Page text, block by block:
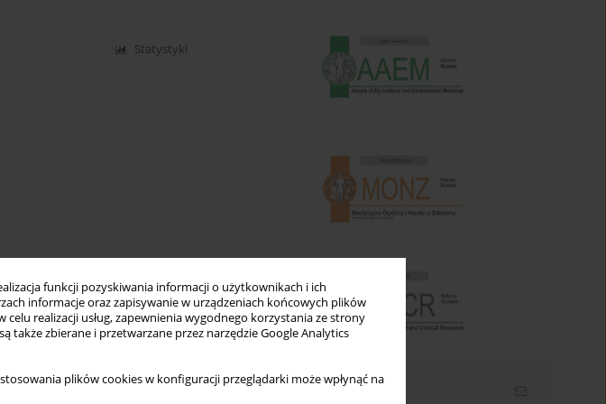
funkcji pozyskiwania informacji o użytkownikach i ich
informacje oraz zapisywanie w urządzeniach końcowych plików
realizacji usług, zapewnienia wygodnego korzystania ze strony
także zbierane i przetwarzane przez narzędzie Google Analytics
plików cookies w konfiguracji przeglądarki może wpłynąć na
Statystyki
Newsletter